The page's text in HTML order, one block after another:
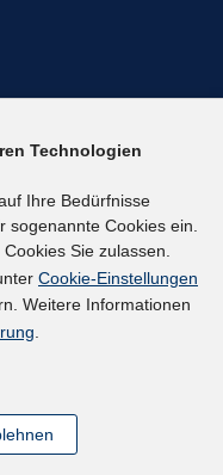
Technologien
Ihre Bedürfnisse
sogenannte Cookies ein.
Sie zulassen.
Cookie-Einstellungen
Weitere Informationen
.